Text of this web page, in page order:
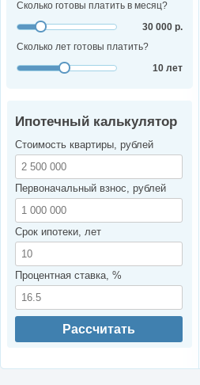
Сколько готовы платить в месяц?
30 000 р.
Сколько лет готовы платить?
10 лет
Ипотечный калькулятор
Стоимость квартиры, рублей
Первоначальный взнос, рублей
Срок ипотеки, лет
Процентная ставка, %
Рассчитать